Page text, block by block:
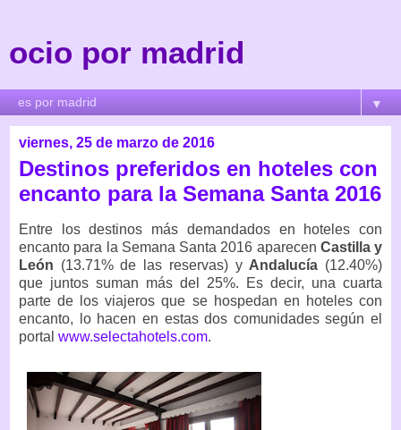
ocio por madrid
▼
viernes, 25 de marzo de 2016
Destinos preferidos en hoteles con
encanto para la Semana Santa 2016
Entre los destinos más demandados en hoteles con
encanto para la Semana Santa 2016 aparecen Castilla y
León (13.71% de las reservas) y Andalucía (12.40%)
que juntos suman más del 25%. Es decir, una cuarta
parte de los viajeros que se hospedan en hoteles con
encanto, lo hacen en estas dos comunidades según el
portal www.selectahotels.com.